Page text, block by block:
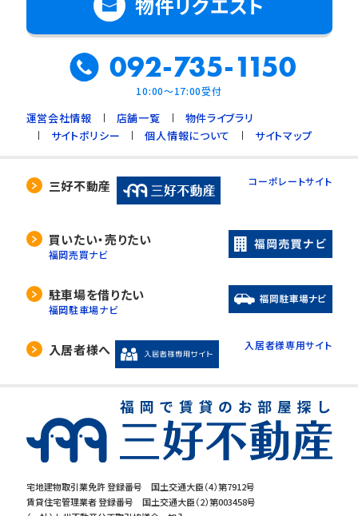
宅地建物取引業免許 登録番号 国土交通大臣（4）第7912号
賃貸住宅管理業者 登録番号 国土交通大臣（2）第003458号
092-735-1150
10:00～17:00受付
運営会社情報 店舗一覧
物件ライブラリ
サイトポリシー
個人情報について サイトマップ
三好不動産 コーポレートサイト
買いたい・売りたい
福岡売買ナビ
駐車場を借りたい
福岡駐車場ナビ
入居者様へ 入居者様専用サイト